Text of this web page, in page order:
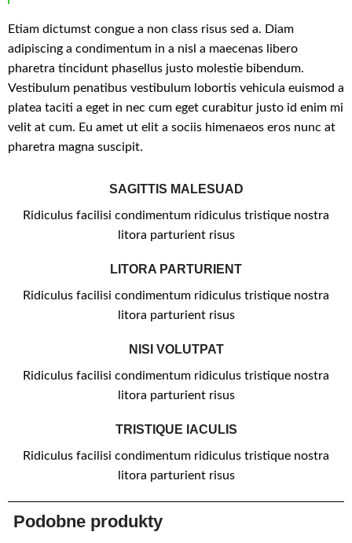
Etiam dictumst congue a non class risus sed a. Diam
adipiscing a condimentum in a nisl a maecenas libero
pharetra tincidunt phasellus justo molestie bibendum.
Vestibulum penatibus vestibulum lobortis vehicula euismod a
platea taciti a eget in nec cum eget curabitur justo id enim mi
velit at cum. Eu amet ut elit a sociis himenaeos eros nunc at
pharetra magna suscipit.
SAGITTIS MALESUAD
Ridiculus facilisi condimentum ridiculus tristique nostra
litora parturient risus
LITORA PARTURIENT
Ridiculus facilisi condimentum ridiculus tristique nostra
litora parturient risus
NISI VOLUTPAT
Ridiculus facilisi condimentum ridiculus tristique nostra
litora parturient risus
TRISTIQUE IACULIS
Ridiculus facilisi condimentum ridiculus tristique nostra
litora parturient risus
Podobne produkty